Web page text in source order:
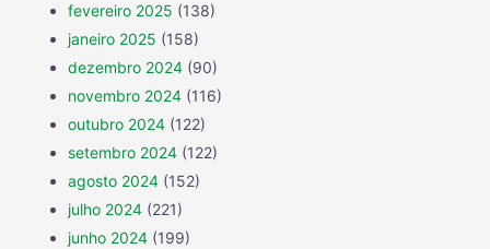
fevereiro 2025 (138)
janeiro 2025 (158)
dezembro 2024 (90)
novembro 2024 (116)
outubro 2024 (122)
setembro 2024 (122)
agosto 2024 (152)
julho 2024 (221)
junho 2024 (199)